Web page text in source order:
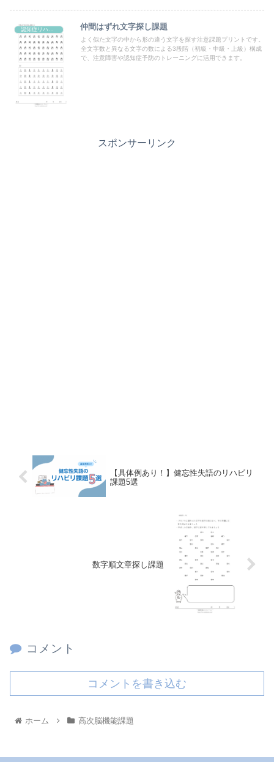
認知症リハビリ課題 仲間はずれ文字探し課題
よく似た文字の中から形の違う文字を探す注意課題プリントです。
全文字数と異なる文字の数による3段階（初級・中級・上級）構成
で、注意障害や認知症予防のトレーニングに活用できます。
スポンサーリンク
【具体例あり！】健忘性失語のリハビリ
課題5選
数字順文章探し課題
コメント
コメントを書き込む
ホーム 高次脳機能課題